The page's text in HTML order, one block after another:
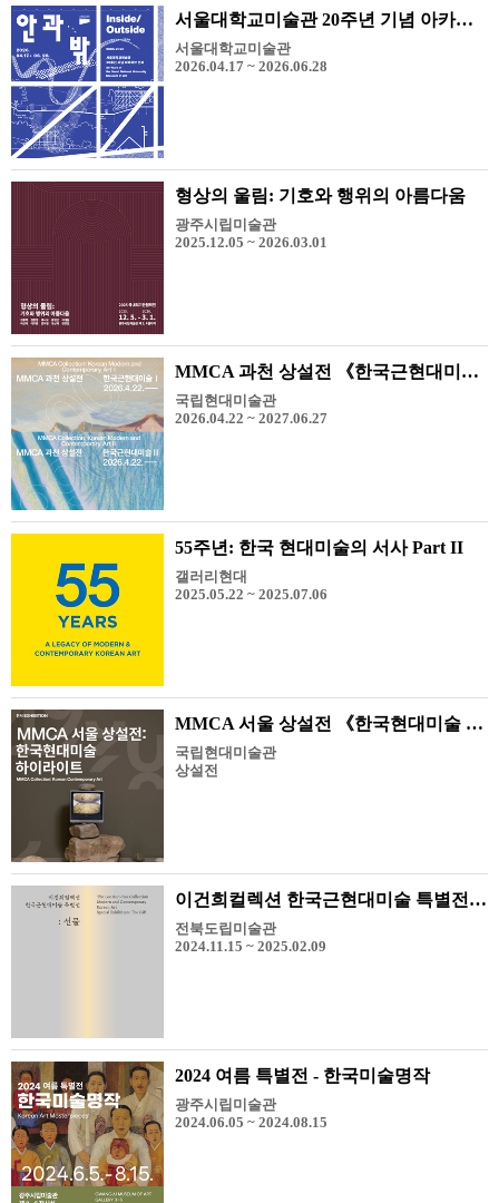
서울대학교미술관 20주년 기념 아카이브 전시 《안과 밖》
서울대학교미술관
2026.04.17 ~ 2026.06.28
형상의 울림: 기호와 행위의 아름다움
광주시립미술관
2025.12.05 ~ 2026.03.01
MMCA 과천 상설전 《한국근현대미술 I, II》
국립현대미술관
2026.04.22 ~ 2027.06.27
55주년: 한국 현대미술의 서사 Part II
갤러리현대
2025.05.22 ~ 2025.07.06
MMCA 서울 상설전 《한국현대미술 하이라이트》
국립현대미술관
상설전
이건희컬렉션 한국근현대미술 특별전: 선물
전북도립미술관
2024.11.15 ~ 2025.02.09
2024 여름 특별전 - 한국미술명작
광주시립미술관
2024.06.05 ~ 2024.08.15